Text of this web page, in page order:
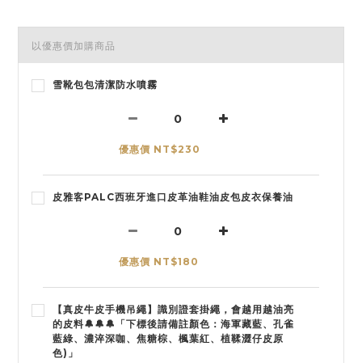
以優惠價加購商品
雪靴包包清潔防水噴霧
優惠價 NT$230
皮雅客PALC西班牙進口皮革油鞋油皮包皮衣保養油
優惠價 NT$180
【真皮牛皮手機吊繩】識別證套掛繩，會越用越油亮
的皮料🔔🔔🔔「下標後請備註顏色：海軍藏藍、孔雀
藍綠、濃淬深咖、焦糖棕、楓葉紅、植鞣澀仔皮原
色)」